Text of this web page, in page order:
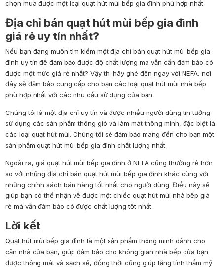
chọn mua được một loại quạt hút mùi bếp gia đình phù hợp nhất.
Địa chỉ bán quạt hút mùi bếp gia đình
giá rẻ uy tín nhất?
Nếu bạn đang muốn tìm kiếm một địa chỉ bán quạt hút mùi bếp gia
đình uy tín để đảm bảo được độ chất lượng mà vẫn cần đảm bảo có
được một mức giá rẻ nhất? Vậy thì hãy ghé đến ngay với NEFA, nơi
đây sẽ đảm bảo cung cấp cho bạn các loại quạt hút mùi nhà bếp
phù hợp nhất với các nhu cầu sử dụng của bạn.
Chúng tôi là một địa chỉ uy tín và được nhiều người dùng tin tưởng
sử dụng các sản phẩm thông gió và làm mát thông minh, đặc biệt là
các loại quạt hút mùi. Chúng tôi sẽ đảm bảo mang đến cho bạn một
sản phẩm quạt hút mùi bếp gia đình chất lượng nhất.
Ngoài ra, giá quạt hút mùi bếp gia đình ở NEFA cũng thường rẻ hơn
so với những địa chỉ bán quạt hút mùi bếp gia đình khác cùng với
những chính sách bán hàng tốt nhất cho người dùng. Điều này sẽ
giúp bạn có thể nhận về được một chiếc quạt hút mùi nhà bếp giá
rẻ mà vẫn đảm bảo có được chất lượng tốt nhất.
Lời kết
Quạt hút mùi bếp gia đình là một sản phẩm thông minh dành cho
căn nhà của bạn, giúp đảm bảo cho không gian nhà bếp của bạn
được thông mát và sạch sẽ, đồng thời cũng giúp tăng tính thẩm mỹ